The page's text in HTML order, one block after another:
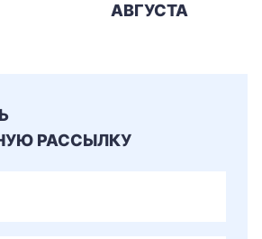
АВГУСТА
РАССЫЛКУ